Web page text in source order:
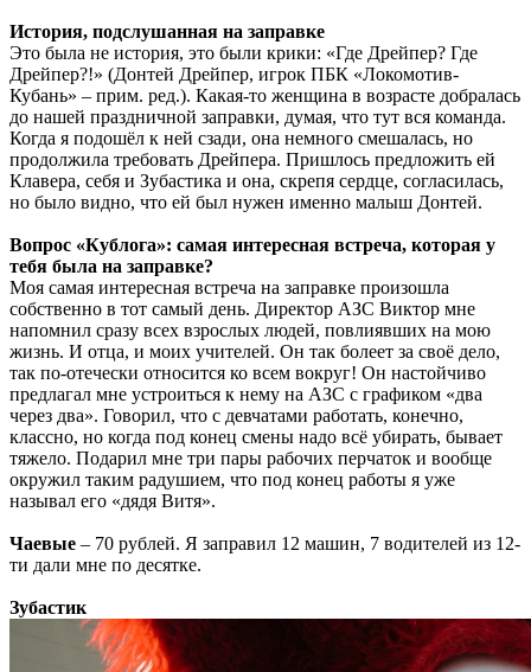
История, подслушанная на заправке
Это была не история, это были крики: «Где Дрейпер? Где
Дрейпер?!» (Донтей Дрейпер, игрок ПБК «Локомотив-
Кубань» – прим. ред.). Какая-то женщина в возрасте добралась
до нашей праздничной заправки, думая, что тут вся команда.
Когда я подошёл к ней сзади, она немного смешалась, но
продолжила требовать Дрейпера. Пришлось предложить ей
Клавера, себя и Зубастика и она, скрепя сердце, согласилась,
но было видно, что ей был нужен именно малыш Донтей.
Вопрос «Кублога»: самая интересная встреча, которая у
тебя была на заправке?
Моя самая интересная встреча на заправке произошла
собственно в тот самый день. Директор АЗС Виктор мне
напомнил сразу всех взрослых людей, повлиявших на мою
жизнь. И отца, и моих учителей. Он так болеет за своё дело,
так по-отечески относится ко всем вокруг! Он настойчиво
предлагал мне устроиться к нему на АЗС с графиком «два
через два». Говорил, что с девчатами работать, конечно,
классно, но когда под конец смены надо всё убирать, бывает
тяжело. Подарил мне три пары рабочих перчаток и вообще
окружил таким радушием, что под конец работы я уже
называл его «дядя Витя».
Чаевые – 70 рублей. Я заправил 12 машин, 7 водителей из 12-
ти дали мне по десятке.
Зубастик